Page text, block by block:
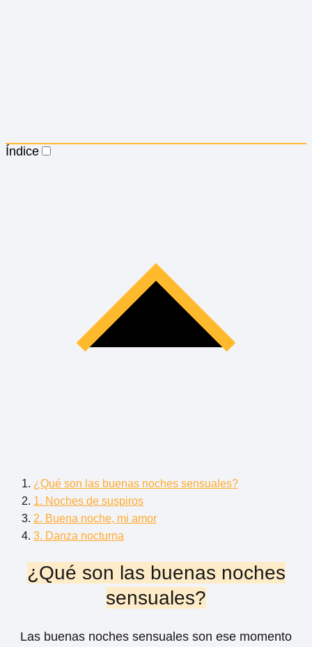
Índice
¿Qué son las buenas noches sensuales?
1. Noches de suspiros
2. Buena noche, mi amor
3. Danza nocturna
¿Qué son las buenas noches
sensuales?
Las buenas noches sensuales son ese momento